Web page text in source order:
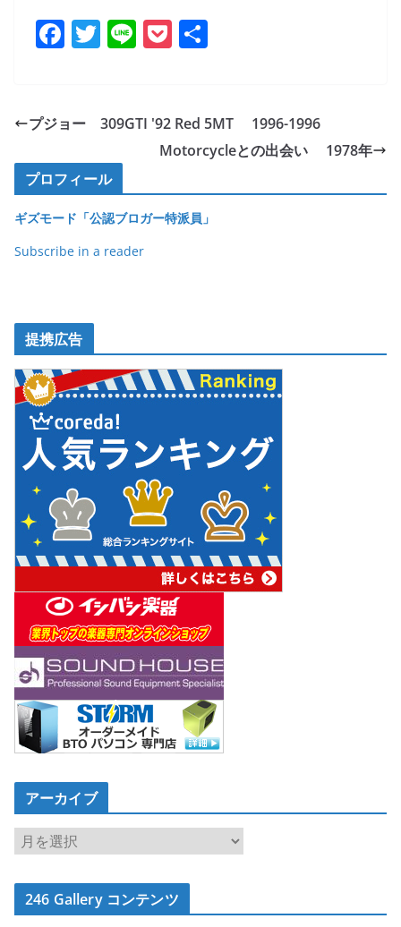
F
e
o
o
k
T
er
Li P
et
プジョー 309GTI '92 Red 5MT 1996-1996
Motorcycleとの出会い 1978年
プロフィール
ギズモード「公認ブロガー特派員」
Subscribe in a reader
提携広告
アーカイブ
ア
ー
カ
イ246 Gallery コンテンツ